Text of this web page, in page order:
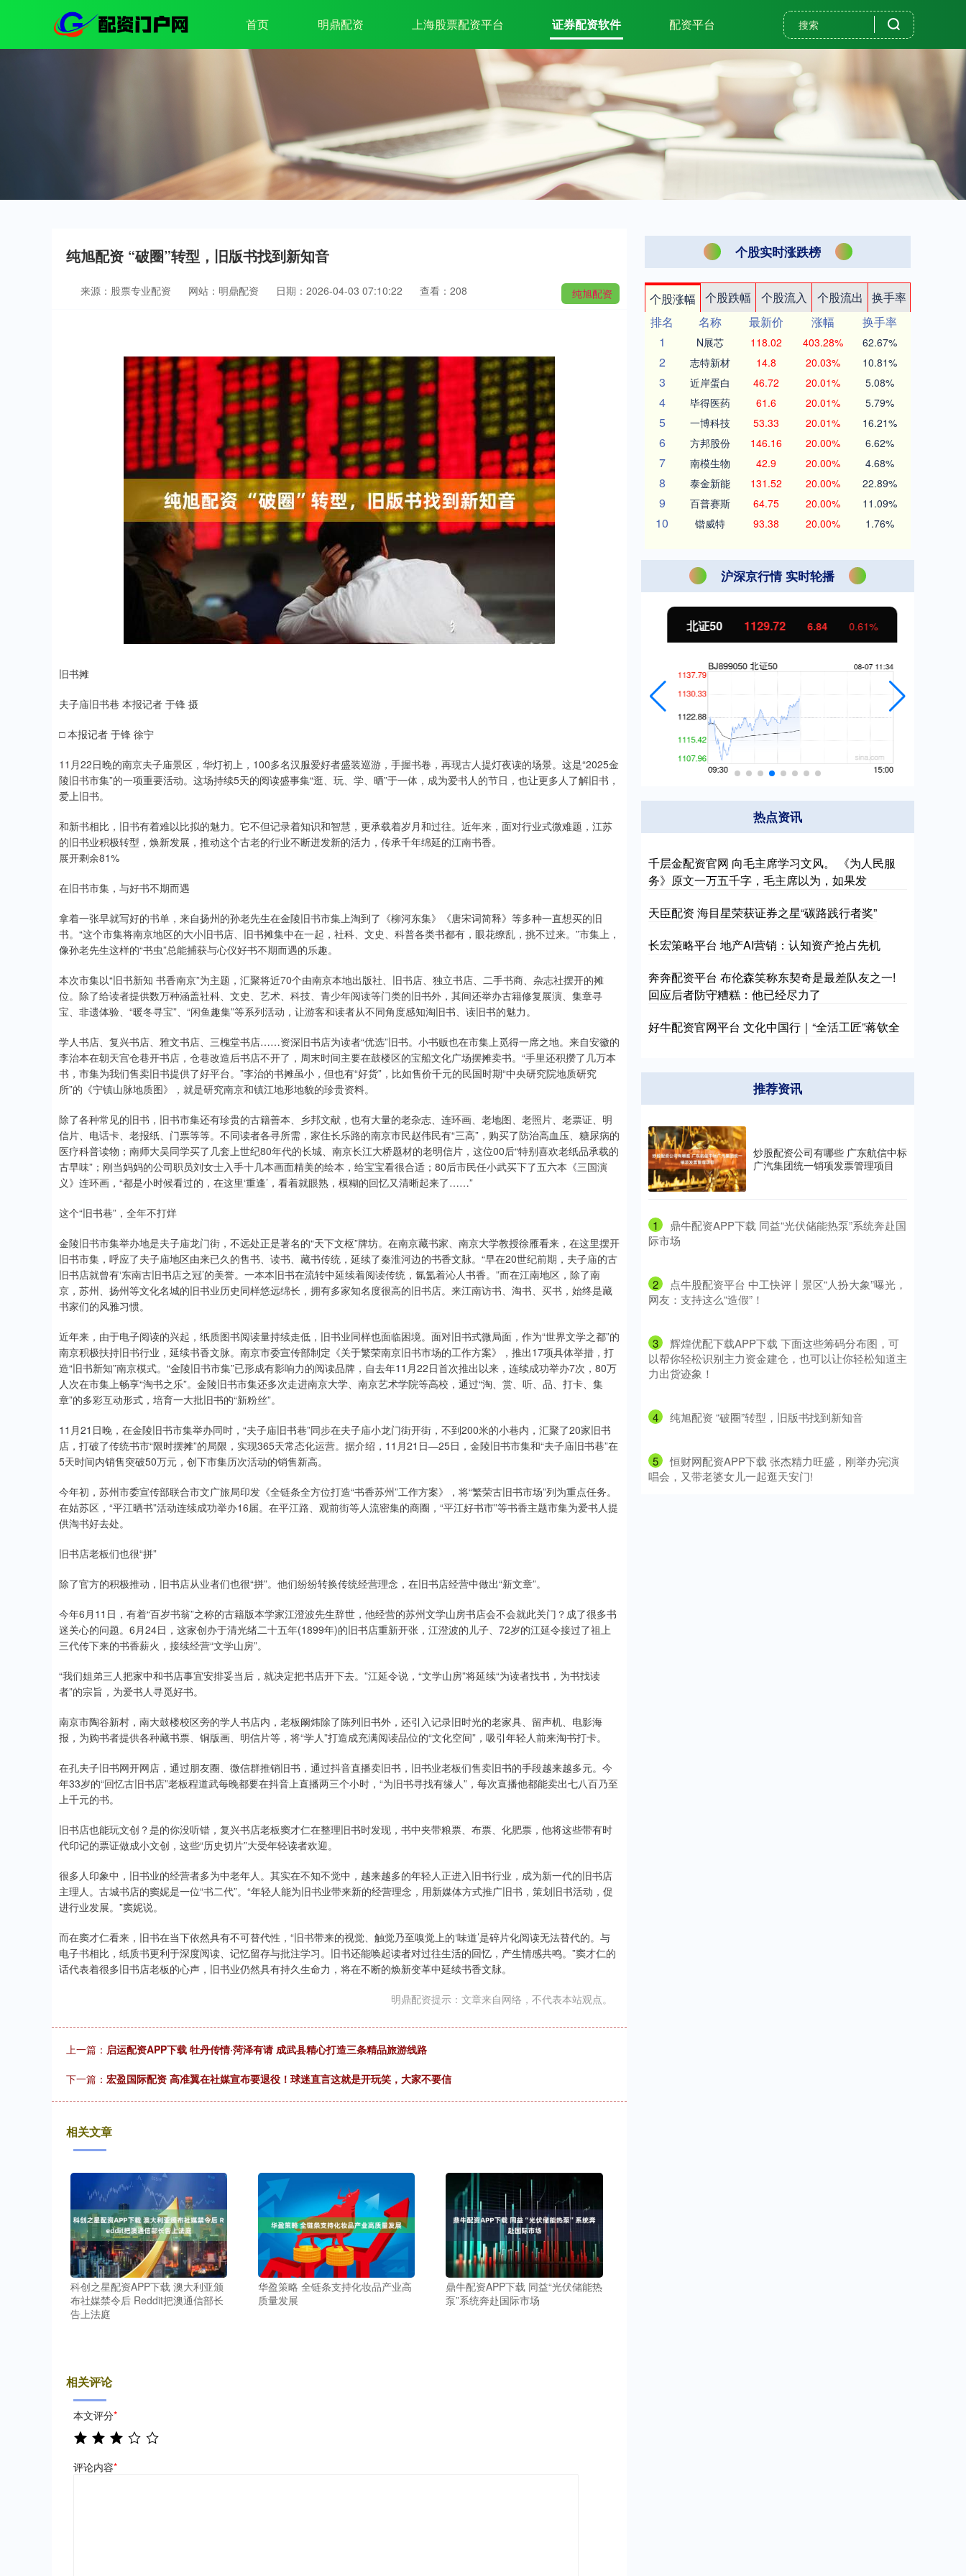
首页 明鼎配资 上海股票配资平台 证券配资软件 配资平台
纯旭配资 “破圈”转型，旧版书找到新知音
纯旭配资
来源：股票专业配资 网站：明鼎配资 日期：2026-04-03 07:10:22 查看：208
旧书摊
夫子庙旧书巷 本报记者 于锋 摄
□ 本报记者 于锋 徐宁
11月22日晚的南京夫子庙景区，华灯初上，100多名汉服爱好者盛装巡游，手握书卷，再现古人提灯夜读的场景。这是“2025金
陵旧书市集”的一项重要活动。这场持续5天的阅读盛事集“逛、玩、学、晒”于一体，成为爱书人的节日，也让更多人了解旧书，
爱上旧书。
和新书相比，旧书有着难以比拟的魅力。它不但记录着知识和智慧，更承载着岁月和过往。近年来，面对行业式微难题，江苏
的旧书业积极转型，焕新发展，推动这个古老的行业不断迸发新的活力，传承千年绵延的江南书香。
展开剩余81%
在旧书市集，与好书不期而遇
拿着一张早就写好的书单，来自扬州的孙老先生在金陵旧书市集上淘到了《柳河东集》《唐宋词简释》等多种一直想买的旧
书。“这个市集将南京地区的大小旧书店、旧书摊集中在一起，社科、文史、科普各类书都有，眼花缭乱，挑不过来。”市集上，
像孙老先生这样的“书虫”总能捕获与心仪好书不期而遇的乐趣。
本次市集以“旧书新知 书香南京”为主题，汇聚将近70个由南京本地出版社、旧书店、独立书店、二手书商、杂志社摆开的摊
位。除了给读者提供数万种涵盖社科、文史、艺术、科技、青少年阅读等门类的旧书外，其间还举办古籍修复展演、集章寻
宝、非遗体验、“暖冬寻宝”、“闲鱼趣集”等系列活动，让游客和读者从不同角度感知淘旧书、读旧书的魅力。
学人书店、复兴书店、雅文书店、三槐堂书店……资深旧书店为读者“优选”旧书。小书贩也在市集上觅得一席之地。来自安徽的
李治本在朝天宫仓巷开书店，仓巷改造后书店不开了，周末时间主要在鼓楼区的宝船文化广场摆摊卖书。“手里还积攒了几万本
书，市集为我们售卖旧书提供了好平台。”李治的书摊虽小，但也有“好货”，比如售价千元的民国时期“中央研究院地质研究
所”的《宁镇山脉地质图》，就是研究南京和镇江地形地貌的珍贵资料。
除了各种常见的旧书，旧书市集还有珍贵的古籍善本、乡邦文献，也有大量的老杂志、连环画、老地图、老照片、老票证、明
信片、电话卡、老报纸、门票等等。不同读者各寻所需，家住长乐路的南京市民赵伟民有“三高”，购买了防治高血压、糖尿病的
医疗科普读物；南师大吴同学买了几套上世纪80年代的长城、南京长江大桥题材的老明信片，这位00后“特别喜欢老纸品承载的
古早味”；刚当妈妈的公司职员刘女士入手十几本画面精美的绘本，给宝宝看很合适；80后市民任小武买下了五六本《三国演
义》连环画，“都是小时候看过的，在这里‘重逢’，看着就眼熟，模糊的回忆又清晰起来了……”
这个“旧书巷”，全年不打烊
金陵旧书市集举办地是夫子庙龙门街，不远处正是著名的“天下文枢”牌坊。在南京藏书家、南京大学教授徐雁看来，在这里摆开
旧书市集，呼应了夫子庙地区由来已久的售书、读书、藏书传统，延续了秦淮河边的书香文脉。“早在20世纪前期，夫子庙的古
旧书店就曾有‘东南古旧书店之冠’的美誉。一本本旧书在流转中延续着阅读传统，氤氲着沁人书香。”而在江南地区，除了南
京，苏州、扬州等文化名城的旧书业历史同样悠远绵长，拥有多家知名度很高的旧书店。来江南访书、淘书、买书，始终是藏
书家们的风雅习惯。
近年来，由于电子阅读的兴起，纸质图书阅读量持续走低，旧书业同样也面临困境。面对旧书式微局面，作为“世界文学之都”的
南京积极扶持旧书行业，延续书香文脉。南京市委宣传部制定《关于繁荣南京旧书市场的工作方案》，推出17项具体举措，打
造“旧书新知”南京模式。“金陵旧书市集”已形成有影响力的阅读品牌，自去年11月22日首次推出以来，连续成功举办7次，80万
人次在市集上畅享“淘书之乐”。金陵旧书市集还多次走进南京大学、南京艺术学院等高校，通过“淘、赏、听、品、打卡、集
章”的多彩互动形式，培育一大批旧书的“新粉丝”。
11月21日晚，在金陵旧书市集举办同时，“夫子庙旧书巷”同步在夫子庙小龙门街开街，不到200米的小巷内，汇聚了20家旧书
店，打破了传统书市“限时摆摊”的局限，实现365天常态化运营。据介绍，11月21日—25日，金陵旧书市集和“夫子庙旧书巷”在
5天时间内销售突破50万元，创下市集历次活动的销售新高。
今年初，苏州市委宣传部联合市文广旅局印发《全链条全方位打造“书香苏州”工作方案》，将“繁荣古旧书市场”列为重点任务。
在姑苏区，“平江晒书”活动连续成功举办16届。在平江路、观前街等人流密集的商圈，“平江好书市”等书香主题市集为爱书人提
供淘书好去处。
旧书店老板们也很“拼”
除了官方的积极推动，旧书店从业者们也很“拼”。他们纷纷转换传统经营理念，在旧书店经营中做出“新文章”。
今年6月11日，有着“百岁书翁”之称的古籍版本学家江澄波先生辞世，他经营的苏州文学山房书店会不会就此关门？成了很多书
迷关心的问题。6月24日，这家创办于清光绪二十五年(1899年)的旧书店重新开张，江澄波的儿子、72岁的江延令接过了祖上
三代传下来的书香薪火，接续经营“文学山房”。
“我们姐弟三人把家中和书店事宜安排妥当后，就决定把书店开下去。”江延令说，“文学山房”将延续“为读者找书，为书找读
者”的宗旨，为爱书人寻觅好书。
南京市陶谷新村，南大鼓楼校区旁的学人书店内，老板阚炜除了陈列旧书外，还引入记录旧时光的老家具、留声机、电影海
报，为购书者提供各种藏书票、铜版画、明信片等，将“学人”打造成充满阅读品位的“文化空间”，吸引年轻人前来淘书打卡。
在孔夫子旧书网开网店，通过朋友圈、微信群推销旧书，通过抖音直播卖旧书，旧书业老板们售卖旧书的手段越来越多元。今
年33岁的“回忆古旧书店”老板程道武每晚都要在抖音上直播两三个小时，“为旧书寻找有缘人”，每次直播他都能卖出七八百乃至
上千元的书。
旧书店也能玩文创？是的你没听错，复兴书店老板窦才仁在整理旧书时发现，书中夹带粮票、布票、化肥票，他将这些带有时
代印记的票证做成小文创，这些“历史切片”大受年轻读者欢迎。
很多人印象中，旧书业的经营者多为中老年人。其实在不知不觉中，越来越多的年轻人正进入旧书行业，成为新一代的旧书店
主理人。古城书店的窦妮是一位“书二代”。“年轻人能为旧书业带来新的经营理念，用新媒体方式推广旧书，策划旧书活动，促
进行业发展。”窦妮说。
而在窦才仁看来，旧书在当下依然具有不可替代性，“旧书带来的视觉、触觉乃至嗅觉上的‘味道’是碎片化阅读无法替代的。与
电子书相比，纸质书更利于深度阅读、记忆留存与批注学习。旧书还能唤起读者对过往生活的回忆，产生情感共鸣。”窦才仁的
话代表着很多旧书店老板的心声，旧书业仍然具有持久生命力，将在不断的焕新变革中延续书香文脉。
明鼎配资提示：文章来自网络，不代表本站观点。
上一篇： 启运配资APP下载 牡丹传情·菏泽有请 成武县精心打造三条精品旅游线路
下一篇： 宏盈国际配资 高准翼在社媒宣布要退役！球迷直言这就是开玩笑，大家不要信
相关文章
科创之星配资APP下载 澳大利亚颁
布社媒禁令后 Reddit把澳通信部长
告上法庭
华盈策略 全链条支持化妆品产业高
质量发展
鼎牛配资APP下载 同益“光伏储能热
泵”系统奔赴国际市场
相关评论
本文评分*
评论内容*
个股实时涨跌榜
个股涨幅 个股跌幅 个股流入 个股流出
换手率
排名
名称 最新价 涨幅
换手率
1
N展芯 118.02 403.28% 62.67%
2 志特新材 14.8 20.03% 10.81%
3 近岸蛋白 46.72 20.01% 5.08%
4 毕得医药 61.6 20.01% 5.79%
5 一博科技 53.33 20.01% 16.21%
6 方邦股份 146.16 20.00% 6.62%
7 南模生物 42.9 20.00% 4.68%
8 泰金新能 131.52 20.00% 22.89%
9 百普赛斯 64.75 20.00% 11.09%
10 锴威特 93.38 20.00% 1.76%
沪深京行情 实时轮播
14295.08 184.96 1.31% 4689.96 北证50 1129.72 6.84 0.61%
热点资讯
千层金配资官网 向毛主席学习文风。 《为人民服
务》原文一万五千字，毛主席以为，如果发
天臣配资 海目星荣获证券之星“碳路践行者奖”
长宏策略平台 地产AI营销：认知资产抢占先机
奔奔配资平台 布伦森笑称东契奇是最差队友之一!
回应后者防守糟糕：他已经尽力了
好牛配资官网平台 文化中国行｜“全活工匠”蒋钦全
推荐资讯
炒股配资公司有哪些 广东航信中标
广汽集团统一销项发票管理项目
1
​鼎牛配资APP下载 同益“光伏储能热泵”系统奔赴国
际市场
2
​点牛股配资平台 中工快评丨景区“人扮大象”曝光，
网友：支持这么“造假”！
3
​辉煌优配下载APP下载 下面这些筹码分布图，可
以帮你轻松识别主力资金建仓，也可以让你轻松知道主
力出货迹象！
4 ​纯旭配资 “破圈”转型，旧版书找到新知音
5
​恒财网配资APP下载 张杰精力旺盛，刚举办完演
唱会，又带老婆女儿一起逛天安门!